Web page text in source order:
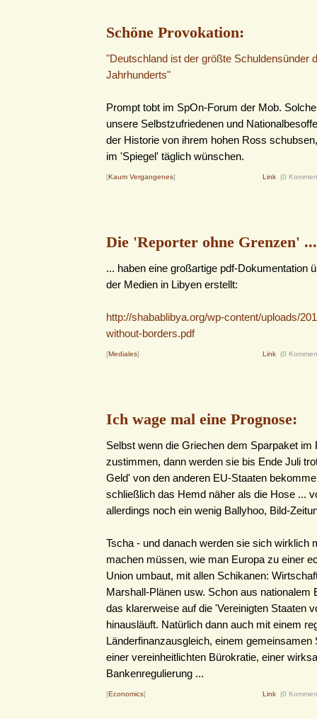
Schöne Provokation:
"Deutschland ist der größte Schuldensünder
Jahrhunderts"
Prompt tobt im SpOn-Forum der Mob.
unsere Selbstzufriedenen und
der Historie von ihrem hohen Ross
im 'Spiegel' täglich wünschen.
[Kaum Vergangenes] Link (0
Die 'Reporter ohne Grenzen' ...
... haben eine großartige pdf-Dokumentation
der Medien in Libyen erstellt:
http://shabablibya.org/wp-content/uploads/
without-borders.pdf
[Mediales] Link (0
Ich wage mal eine Prognose:
Selbst wenn die Griechen dem Sparpaket im
zustimmen, dann werden sie bis Ende Juli
Geld' von den anderen EU-Staaten
schließlich das Hemd näher als die Hose ...
allerdings noch ein wenig Ballyhoo, Bild-
Tscha - und danach werden sie sich wirklich
machen müssen, wie man Europa zu einer
Union umbaut, mit allen Schikanen:
Marshall-Plänen usw. Schon aus nationalem
das klarerweise auf die 'Vereinigten Staaten
hinausläuft. Natürlich dann auch mit einem
Länderfinanzausgleich, einem gemeinsamen
einer vereinheitlichten Bürokratie, einer
Bankenregulierung ...
[Economics] Link (0